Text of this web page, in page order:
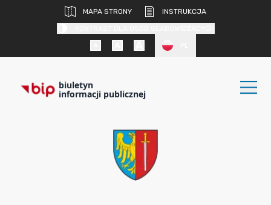
MAPA STRONY
INSTRUKCJA
biuletyn
informacji publicznej